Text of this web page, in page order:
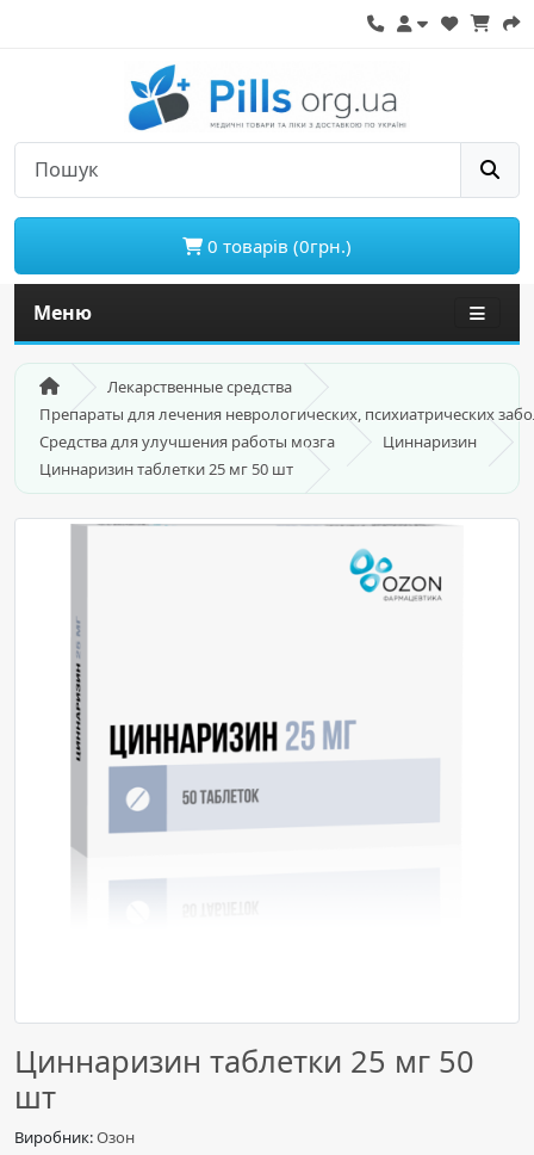
0 товарів (0грн.)
Меню
Лекарственные средства
Препараты для лечения неврологических, психиатрических
Средства для улучшения работы мозга
Циннаризин
Циннаризин таблетки 25 мг 50 шт
Циннаризин таблетки 25 мг 50
шт
Виробник:Озон